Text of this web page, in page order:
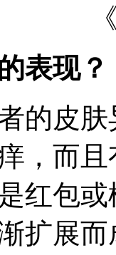
表现？
的皮
，而
红包
扩展